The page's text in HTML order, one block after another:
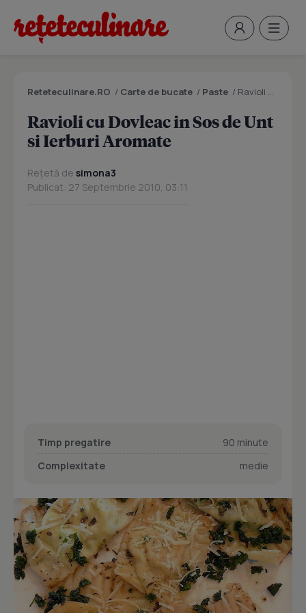
Reteteculinare.RO / Carte de bucate / Paste / Ravioli cu Dovleac in Sos de Unt si Ierburi Aromate
Ravioli cu Dovleac in Sos de Unt
si Ierburi Aromate
Rețetă de simona3
Publicat: 27 Septembrie 2010, 03:11
Timp pregatire
90 minute
Complexitate
medie